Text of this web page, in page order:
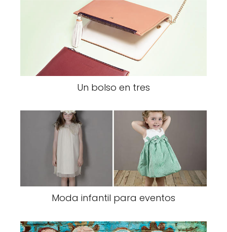
Un bolso en tres
Moda infantil para eventos